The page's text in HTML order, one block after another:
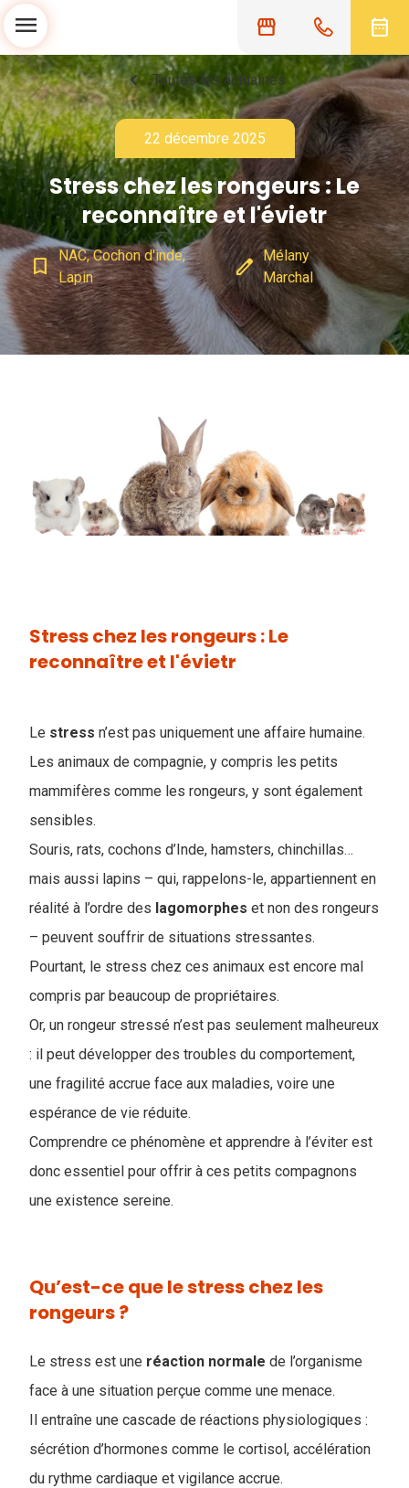
storefront date_range
menu
chevron_left Toutes les actualités
22 décembre 2025
Stress chez les rongeurs : Le
reconnaître et l'évietr
bookmark_border NAC, Cochon d'inde,
Lapin
edit Mélany
Marchal
Stress chez les rongeurs : Le
reconnaître et l'évietr
Le stress n’est pas uniquement une affaire humaine.
Les animaux de compagnie, y compris les petits
mammifères comme les rongeurs, y sont également
sensibles.
Souris, rats, cochons d’Inde, hamsters, chinchillas…
mais aussi lapins – qui, rappelons-le, appartiennent en
réalité à l’ordre des lagomorphes et non des rongeurs
– peuvent souffrir de situations stressantes.
Pourtant, le stress chez ces animaux est encore mal
compris par beaucoup de propriétaires.
Or, un rongeur stressé n’est pas seulement malheureux
: il peut développer des troubles du comportement,
une fragilité accrue face aux maladies, voire une
espérance de vie réduite.
Comprendre ce phénomène et apprendre à l’éviter est
donc essentiel pour offrir à ces petits compagnons
une existence sereine.
Qu’est-ce que le stress chez les
rongeurs ?
Le stress est une réaction normale de l’organisme
face à une situation perçue comme une menace.
Il entraîne une cascade de réactions physiologiques :
sécrétion d’hormones comme le cortisol, accélération
du rythme cardiaque et vigilance accrue.